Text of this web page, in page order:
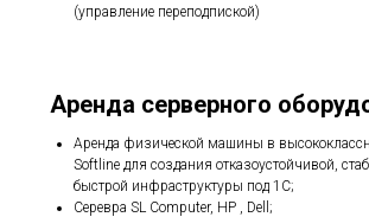
(управление переподпиской)
Аренда серверного
Аренда физической машины в
Softline для создания отказоустойчивой,
быстрой инфраструктуры под 1С;
Серевра SL Computer, HP , Dell;